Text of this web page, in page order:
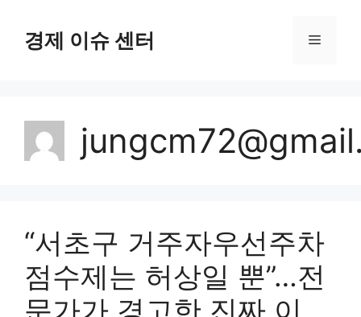
경제 이슈 센터 메
“서초구 거주자우선주차
점수제는 허상일 뿐”…전
문가가 경고한 진짜 이